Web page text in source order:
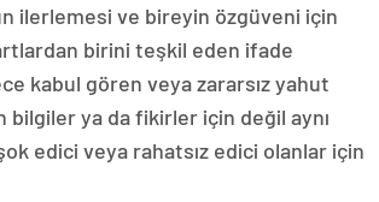
ilerlemesi ve bireyin özgüveni için
birini teşkil eden ifade
kabul gören veya zararsız yahut
bilgiler ya da fikirler için değil aynı
şok edici veya rahatsız edici olanlar için